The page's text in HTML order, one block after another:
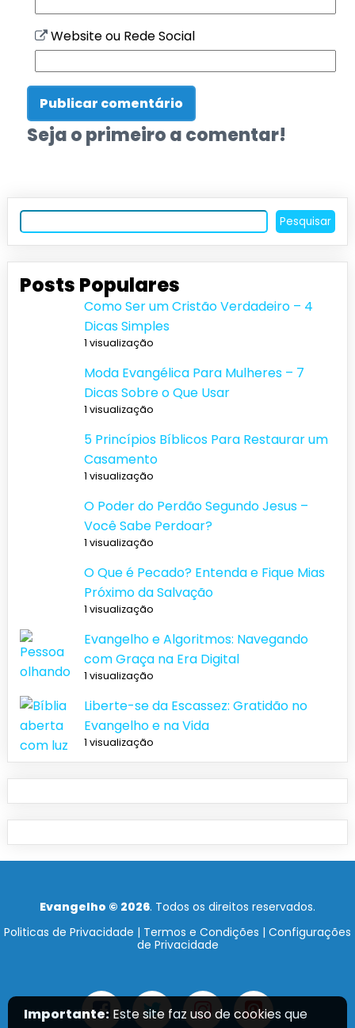
Website ou Rede Social
Seja o primeiro a comentar!
Pesquisar
Posts Populares
Como Ser um Cristão Verdadeiro – 4
Dicas Simples
1 visualização
Moda Evangélica Para Mulheres – 7
Dicas Sobre o Que Usar
1 visualização
5 Princípios Bíblicos Para Restaurar um
Casamento
1 visualização
O Poder do Perdão Segundo Jesus –
Você Sabe Perdoar?
1 visualização
O Que é Pecado? Entenda e Fique Mias
Próximo da Salvação
1 visualização
Evangelho e Algoritmos: Navegando
com Graça na Era Digital
1 visualização
Liberte-se da Escassez: Gratidão no
Evangelho e na Vida
1 visualização
Importante: Este site faz uso de cookies que
Evangelho © 2026. Todos os direitos reservados.
Politicas de Privacidade | Termos e Condições | Configurações
de Privacidade